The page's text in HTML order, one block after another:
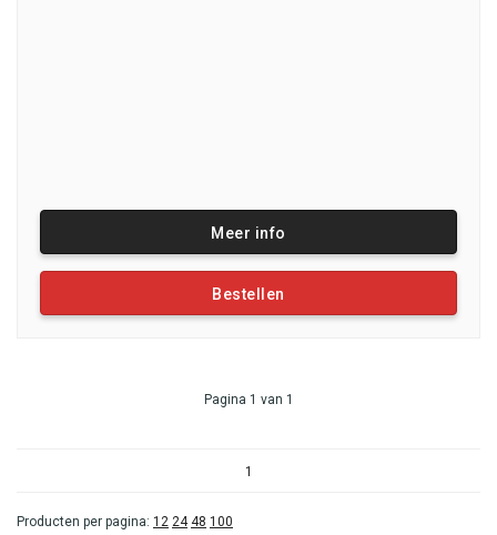
Meer info
Bestellen
Pagina 1 van 1
1
Producten per pagina: 12 24 48 100